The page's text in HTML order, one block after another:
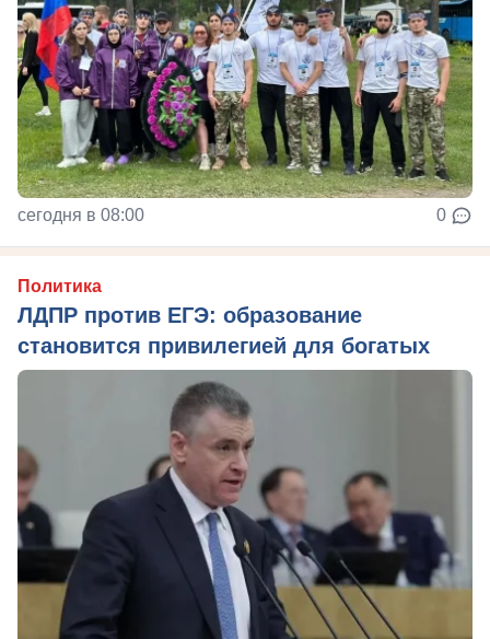
сегодня в 08:00 0
Политика
ЛДПР против ЕГЭ: образование
становится привилегией для богатых